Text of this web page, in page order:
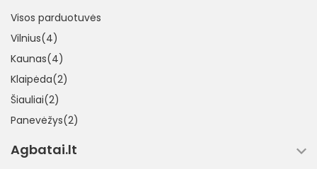
Visos parduotuvės
Vilnius(4)
Kaunas(4)
Klaipėda(2)
Šiauliai(2)
Panevėžys(2)
Agbatai.lt